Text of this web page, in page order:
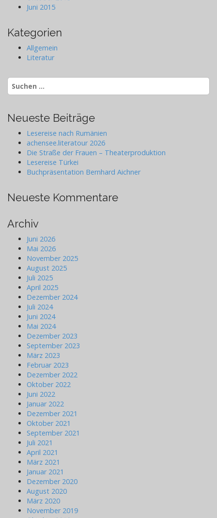
Juni 2015
Kategorien
Allgemein
Literatur
Suchen
nach:
Neueste Beiträge
Lesereise nach Rumänien
achensee.literatour 2026
Die Straße der Frauen – Theaterproduktion
Lesereise Türkei
Buchpräsentation Bernhard Aichner
Neueste Kommentare
Archiv
Juni 2026
Mai 2026
November 2025
August 2025
Juli 2025
April 2025
Dezember 2024
Juli 2024
Juni 2024
Mai 2024
Dezember 2023
September 2023
März 2023
Februar 2023
Dezember 2022
Oktober 2022
Juni 2022
Januar 2022
Dezember 2021
Oktober 2021
September 2021
Juli 2021
April 2021
März 2021
Januar 2021
Dezember 2020
August 2020
März 2020
November 2019